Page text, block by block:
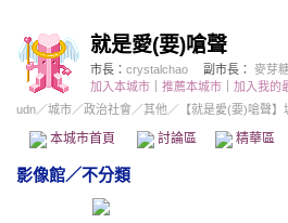
就是愛(要)嗆聲
市長： crystalchao 副市長：
麥芽
加入本城市
推薦本城市 加入我的
udn／城市／政治社會 ／其他 ／ 【就是愛(要)嗆聲】
本城市首頁 討論區 精華區
影像館／不分類